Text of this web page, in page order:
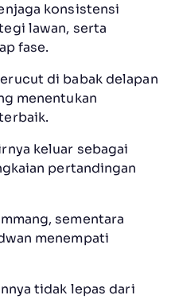
konsistensi
lawan, serta
fase.
di babak delapan
menentukan
keluar sebagai
pertandingan
sementara
menempati
tidak lepas dari